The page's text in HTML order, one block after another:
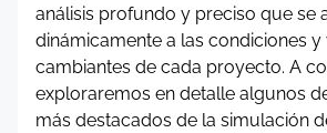
análisis profundo y preciso que se
dinámicamente a las condiciones y
cambiantes de cada proyecto. A
exploraremos en detalle algunos
más destacados de la simulación